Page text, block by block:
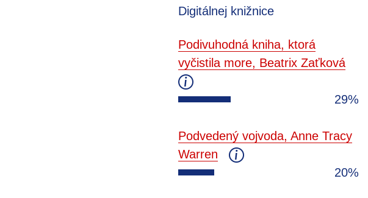
Digitálnej knižnice
Podivuhodná kniha, ktorá
vyčistila more, Beatrix Zaťková
29%
Podvedený vojvoda, Anne Tracy
Warren
20%